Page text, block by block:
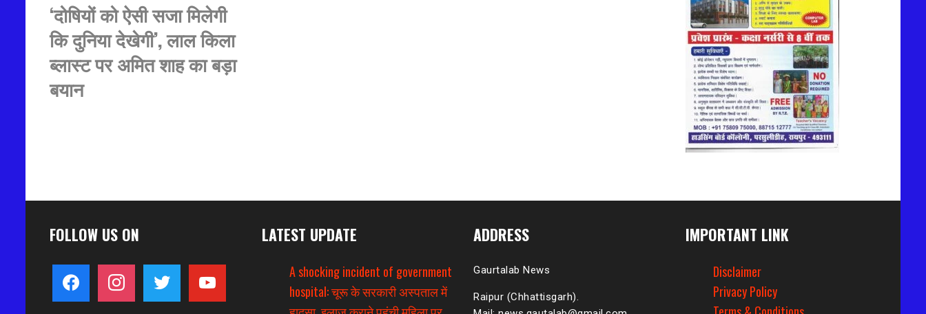
‘दोषियों को ऐसी सजा मिलेगी
कि दुनिया देखेगी’, लाल किला
ब्लास्ट पर अमित शाह का बड़ा
बयान
FOLLOW US ON
facebook instagram twitter youtube
LATEST UPDATE
A shocking incident of government
hospital: चूरू के सरकारी अस्पताल में
ADDRESS
Gaurtalab News
Raipur (Chhattisgarh).
IMPORTANT LINK
Disclaimer
Privacy Policy